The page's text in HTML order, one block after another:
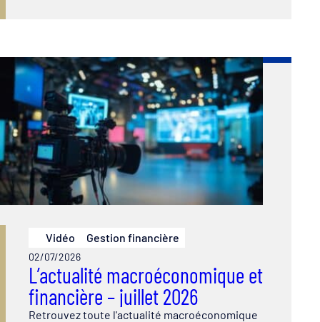
Vidéo Gestion financière
02/07/2026
L’actualité macroéconomique et
financière – juillet 2026
Retrouvez toute l'actualité macroéconomique